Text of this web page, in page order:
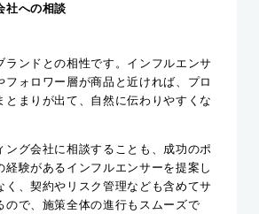
社への相談
ランドとの相性です。インフルエンサ
フォロワー層が商品と近ければ、プロ
とまりが出て、自然に伝わりやすくな
ング会社に相談することも、成功のポ
経験があるインフルエンサーを提案し
く、契約やリスク管理なども含めてサ
ので、施策全体の進行もスムーズで